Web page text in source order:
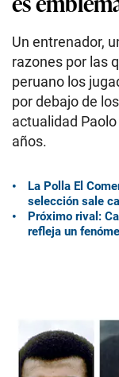
Un entrenador,
razones por las
peruano los
por debajo de
actualidad
años.
La Polla El
selección sale
Próximo rival:
refleja un